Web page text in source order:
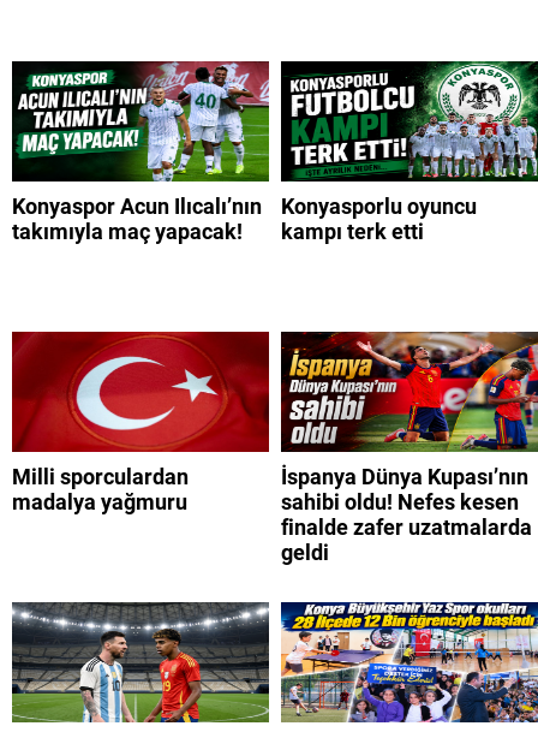
Konyaspor Acun Ilıcalı’nın
takımıyla maç yapacak!
Konyasporlu oyuncu
kampı terk etti
Milli sporculardan
madalya yağmuru
İspanya Dünya Kupası’nın
sahibi oldu! Nefes kesen
finalde zafer uzatmalarda
geldi